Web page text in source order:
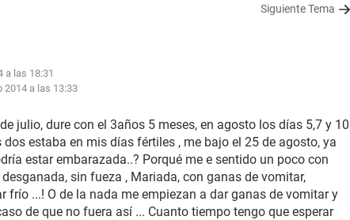
Siguiente Tema
a las 18:31
2014 a las 13:33
julio, dure con el 3años 5 meses, en agosto los días 5,7 y 10
estaba en mis días fértiles , me bajo el 25 de agosto, ya
estar embarazada..? Porqué me e sentido un poco con
sin fueza , Mariada, con ganas de vomitar,
frío ...! O de la nada me empiezan a dar ganas de vomitar y
de que no fuera así ... Cuanto tiempo tengo que esperar